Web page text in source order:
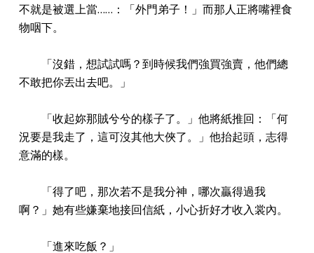
不就是被選上當……：「外門弟子！」而那人正將嘴裡食
物咽下。
「沒錯，想試試嗎？到時候我們強買強賣，他們總
不敢把你丟出去吧。」
「收起妳那賊兮兮的樣子了。」他將紙推回：「何
況要是我走了，這可沒其他大俠了。」他抬起頭，志得
意滿的樣。
「得了吧，那次若不是我分神，哪次贏得過我
啊？」她有些嫌棄地接回信紙，小心折好才收入裳內。
「進來吃飯？」